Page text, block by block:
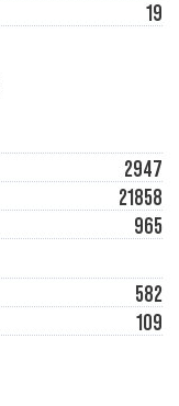
19
2947
21858
965
582
109